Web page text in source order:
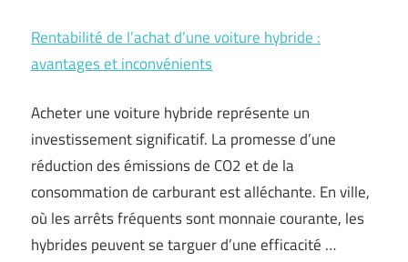
Rentabilité de l’achat d’une voiture hybride :
avantages et inconvénients
Acheter une voiture hybride représente un
investissement significatif. La promesse d’une
réduction des émissions de CO2 et de la
consommation de carburant est alléchante. En ville,
où les arrêts fréquents sont monnaie courante, les
hybrides peuvent se targuer d’une efficacité …